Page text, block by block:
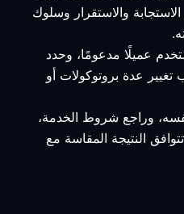
والاستقرار وسلوك
عميلًا مدعومًا، وحدد
عدة بروتوكولات أو
وراجع شروط الخدمة،
النتيجة المقاسة مع